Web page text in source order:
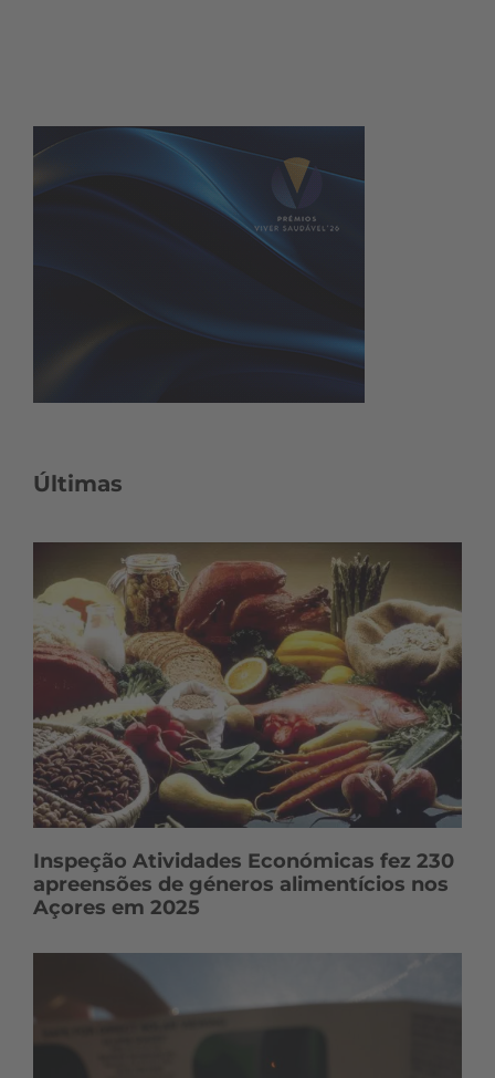
Últimas
Inspeção Atividades Económicas fez 230
apreensões de géneros alimentícios nos
Açores em 2025